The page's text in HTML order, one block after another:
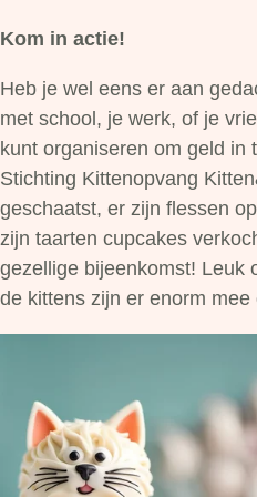
Kom in actie!
Heb je wel eens er aan
met school, je werk, of je
kunt organiseren om geld in
Stichting Kittenopvang
geschaatst, er zijn flessen
zijn taarten cupcakes
gezellige bijeenkomst! Leuk
de kittens zijn er enorm mee